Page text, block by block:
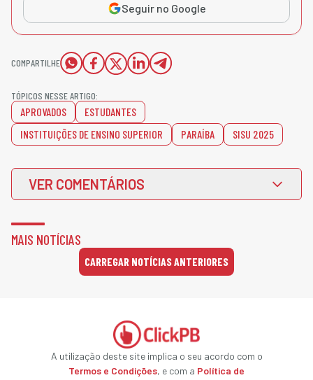
Seguir no Google
COMPARTILHE
TÓPICOS NESSE ARTIGO:
APROVADOS
ESTUDANTES
INSTITUIÇÕES DE ENSINO SUPERIOR
PARAÍBA SISU 2025
VER COMENTÁRIOS
MAIS NOTÍCIAS
CARREGAR NOTÍCIAS ANTERIORES
A utilização deste site implica o seu acordo com o
Termos e Condições, e com a Política de